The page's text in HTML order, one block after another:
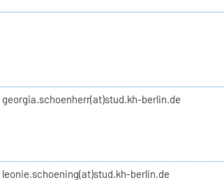
georgia.schoenherr(at)stud.kh-berlin.de
leonie.schoening(at)stud.kh-berlin.de